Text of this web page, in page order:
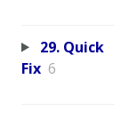
29. Quick
Fix 6